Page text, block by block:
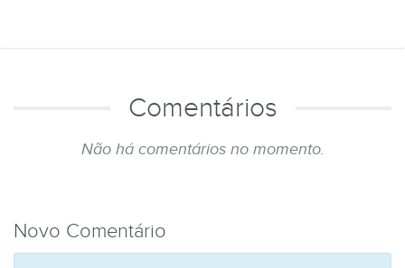
Comentários
Não há comentários no momento.
Novo Comentário